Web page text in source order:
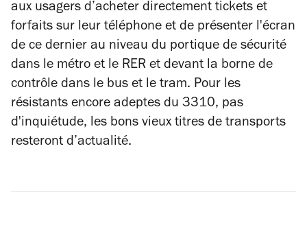
aux usagers d’acheter directement tickets et
forfaits sur leur téléphone et de présenter l'écran
de ce dernier au niveau du portique de sécurité
dans le métro et le RER et devant la borne de
contrôle dans le bus et le tram. Pour les
résistants encore adeptes du 3310, pas
d'inquiétude, les bons vieux titres de transports
resteront d’actualité.